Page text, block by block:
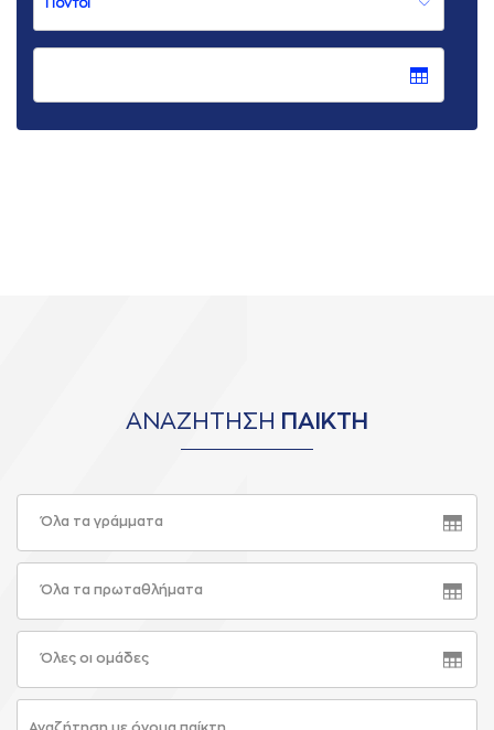
ΑΝΑΖΗΤΗΣΗ ΠΑΙΚΤΗ
Όλα τα γράμματα
Όλα τα πρωταθλήματα
Όλες οι ομάδες